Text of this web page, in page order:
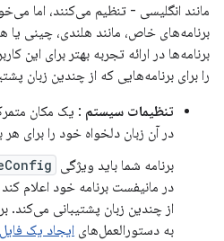
مانند انگلیسی - تنظیم می‌کنند، اما
برنامه‌های خاص، مانند هلندی، چینی یا
را برای برنامه‌هایی که از چندین زبان
تنظیمات سیستم : یک مکان
در آن زبان دلخواه خود را برای هر
برنامه شما باید ویژگی
در مانیفست برنامه خود اعلام
از چندین زبان پشتیبانی می‌کند.
به دستورالعمل‌های ایجاد یک